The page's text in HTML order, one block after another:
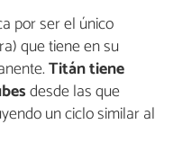
por ser el único
que tiene en su
Titán tiene
desde las que
un ciclo similar al